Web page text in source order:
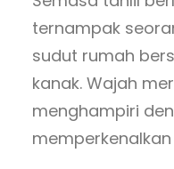
ternampak
sudut rumah
kanak. Wajah
menghampiri
memperkenalkan